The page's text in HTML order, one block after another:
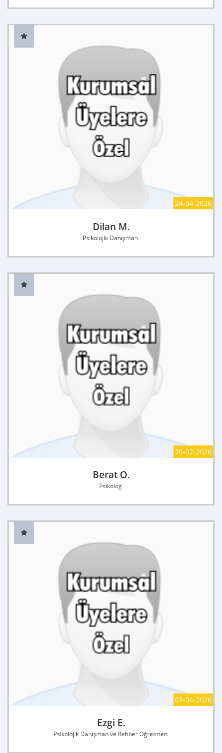
24-04-2026
Dilan M.
Psikolojik Danışman
20-02-2026
Berat O.
Psikolog
07-04-2026
Ezgi E.
Psikolojik Danışman ve Rehber Öğretmen